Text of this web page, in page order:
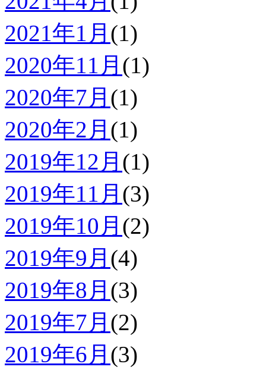
2021年1月 (1)
2020年11月 (1)
2020年7月 (1)
2020年2月 (1)
2019年12月 (1)
2019年11月 (3)
2019年10月 (2)
2019年9月 (4)
2019年8月 (3)
2019年7月 (2)
2019年6月 (3)